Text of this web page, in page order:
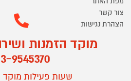
צור קשר
הצהרת נגישות
מוקד הזמנות
9545370
שעות פעילות מוקד